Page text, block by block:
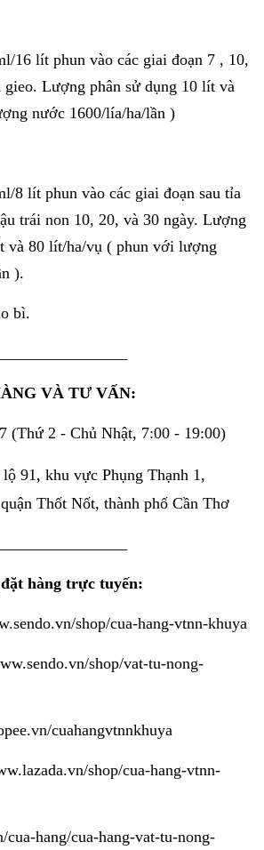
16 lít phun vào các giai đoạn 7 , 10,
gieo. Lượng phân sử dụng 10 lít và
nước 1600/lía/ha/lần )
8 lít phun vào các giai đoạn sau tỉa
trái non 10, 20, và 30 ngày. Lượng
và 80 lít/ha/vụ ( phun với lượng
).
bì.
VÀ TƯ VẤN:
(Thứ 2 - Chủ Nhật, 7:00 - 19:00)
91, khu vực Phụng Thạnh 1,
Thốt Nốt, thành phố Cần Thơ
hàng trực tuyến:
shop/cua-hang-vtnn-khuya
shop/vat-tu-nong-
cuahangvtnnkhuya
shop/cua-hang-vtnn-
hang/cua-hang-vat-tu-nong-